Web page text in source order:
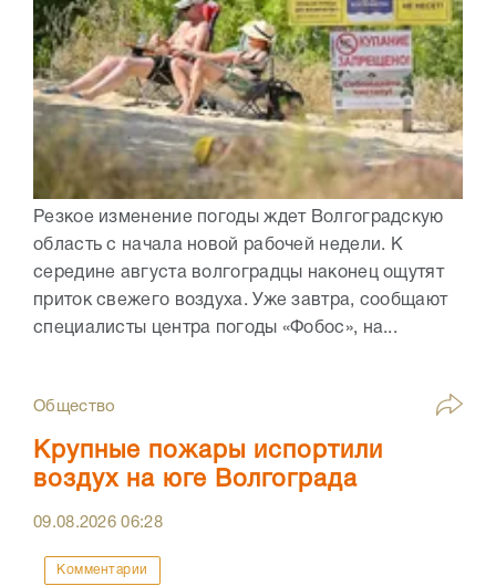
Резкое изменение погоды ждет Волгоградскую
область с начала новой рабочей недели. К
середине августа волгоградцы наконец ощутят
приток свежего воздуха. Уже завтра, сообщают
специалисты центра погоды «Фобос», на...
Общество
Крупные пожары испортили
воздух на юге Волгограда
09.08.202606:28
Комментарии